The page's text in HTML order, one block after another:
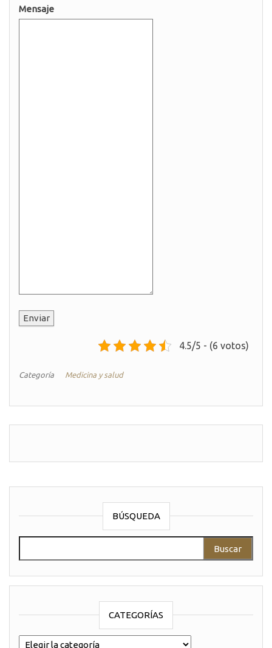
Mensaje
Enviar
4.5/5 - (6 votos)
Categoría Medicina y salud
BÚSQUEDA
CATEGORÍAS
categorías